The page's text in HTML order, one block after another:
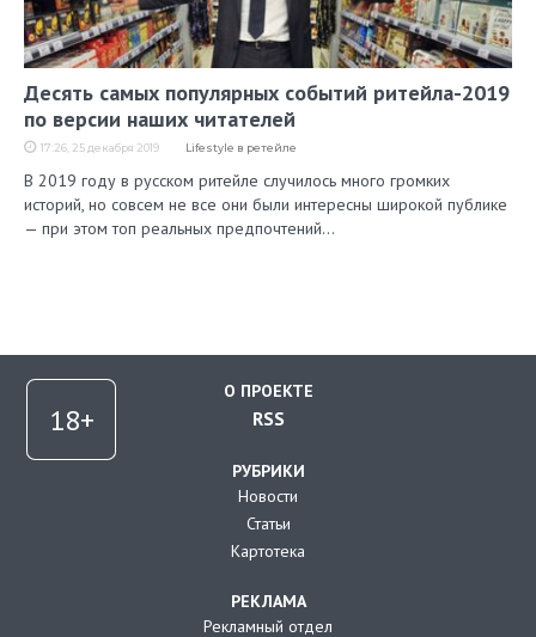
Десять самых популярных событий ритейла-2019
по версии наших читателей
17:26, 25 декабря 2019 Lifestyle в ретейле
В 2019 году в русском ритейле случилось много громких
историй, но совсем не все они были интересны широкой публике
— при этом топ реальных предпочтений…
О ПРОЕКТЕ
RSS
РУБРИКИ
Новости
Статьи
Картотека
РЕКЛАМА
Рекламный отдел